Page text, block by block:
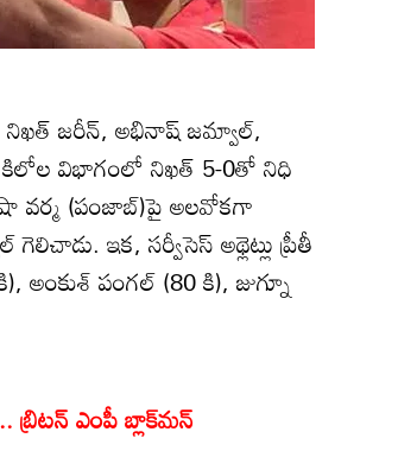
జరీన్‌, అభినాష్‌ జమ్వాల్‌,
కిలోల విభాగంలో నిఖత్‌ 5-0తో నిధి
వర్మ (పంజాబ్‌)పై అలవోకగా
ఇక, సర్వీసెస్‌ అథ్లెట్లు ప్రీతీ
పంగల్‌ (80 కి), జుగ్నూ
ఎంపీ బ్లాక్‌మన్